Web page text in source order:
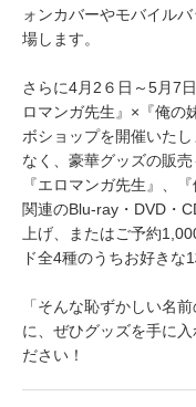
ォンカバーやモバイル
場します。
さらに4月2６日～5月7
ロマンガ先生』×『俺の
ボショップを開催いた
なく、豪華グッズの販
『エロマンガ先生』、
関連のBlu-ray・DVD・
上げ、またはご予約
ド全4種のうちお好きな
「そんな恥ずかしい名
に、ぜひグッズを手に
ださい！